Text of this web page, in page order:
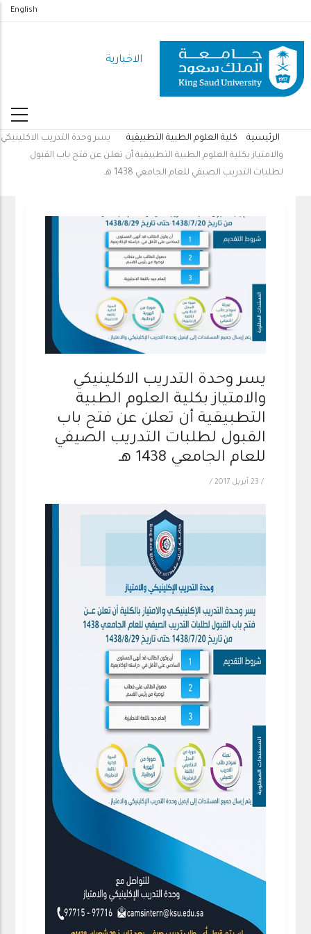
المحتوى
الرئيسي
English
الاخبارية
مسار
التنقل
الرئيسية كلية العلوم الطبية التطبيقية
يسر وحدة التدريب الاكلينيكي
والامتياز بكلية العلوم الطبية التطبيقية أن تعلن عن فتح باب القبول
لطلبات التدريب الصيفي للعام الجامعي 1438 هـ
يسر وحدة التدريب الاكلينيكي
والامتياز بكلية العلوم الطبية
التطبيقية أن تعلن عن فتح باب
القبول لطلبات التدريب الصيفي
للعام الجامعي 1438 هـ
/ 23 أبريل 2017 /